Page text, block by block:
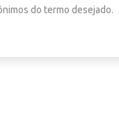
do termo desejado.